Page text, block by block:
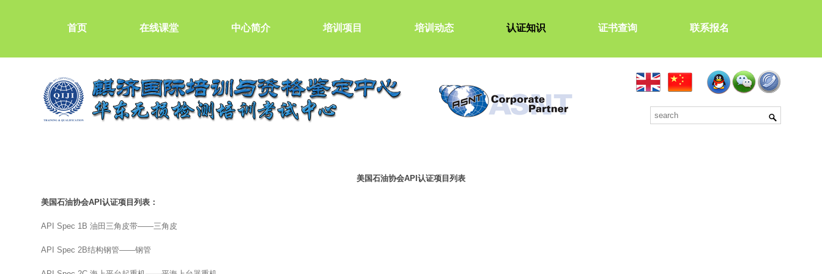
首页 在线课堂 中心简介 培训项目 培训动态 认证知识 证书查询 联系报名
美国石油协会API认证项目列表
美国石油协会API认证项目列表：
API Spec 1B 油田三角皮带——三角皮
API Spec 2B结构钢管——钢管